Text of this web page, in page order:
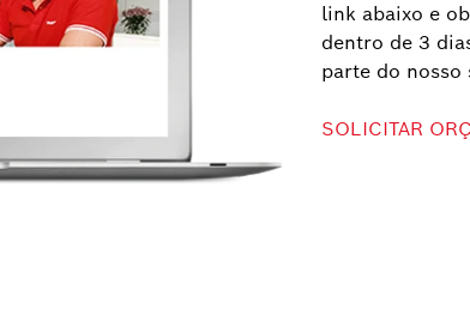
link abaixo e
dentro de 3
parte do nosso
SOLICITAR